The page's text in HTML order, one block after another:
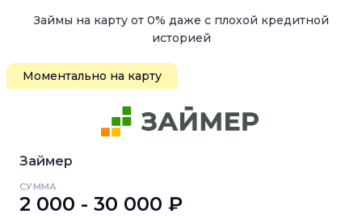
Займы на карту от 0% даже с плохой кредитной
историей
Моментально на карту
Займер
СУММА
2 000 - 30 000 ₽